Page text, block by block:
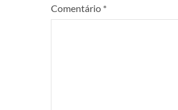
Comentário *